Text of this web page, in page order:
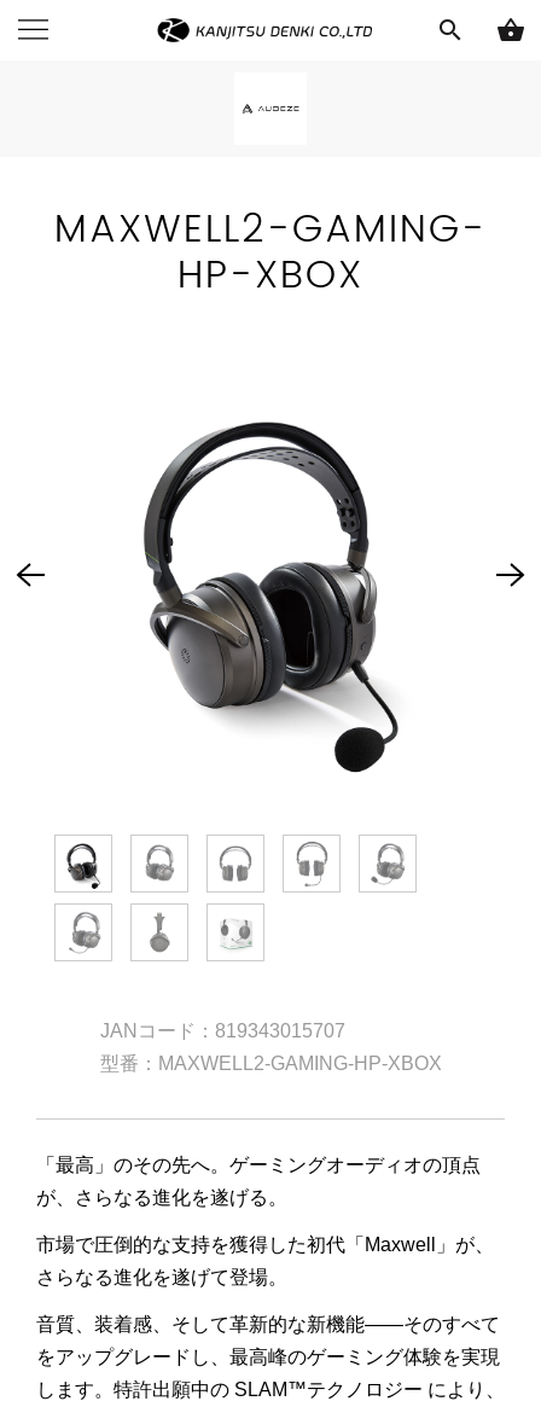
search shopping_basket
MAXWELL2-GAMING-
HP-XBOX
JANコード：819343015707
型番：MAXWELL2-GAMING-HP-XBOX
「最高」のその先へ。ゲーミングオーディオの頂点
が、さらなる進化を遂げる。
市場で圧倒的な支持を獲得した初代「 Maxwell
」が、
さらなる進化を遂げて登場。
音質、装着感、そして革新的な新機能――そのすべて
をアップグレードし、最高峰のゲーミング体験を実現
します。特許出願中の SLAM™テクノロジー により、